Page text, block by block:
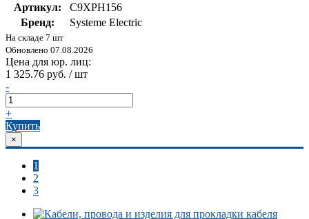
Артикул:
C9XPH156
Бренд:
Systeme Electric
На складе 7 шт
Обновлено 07.08.2026
Цена для юр. лиц:
1 325.76 руб. / шт
-
+
Купить
×
1
2
3